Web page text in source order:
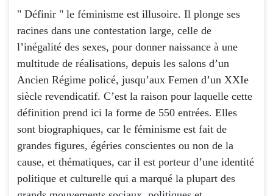
" Définir " le féminisme est illusoire. Il plonge ses
racines dans une contestation large, celle de
l’inégalité des sexes, pour donner naissance à une
multitude de réalisations, depuis les salons d’un
Ancien Régime policé, jusqu’aux Femen d’un XXIe
siècle revendicatif. C’est la raison pour laquelle cette
définition prend ici la forme de 550 entrées. Elles
sont biographiques, car le féminisme est fait de
grandes figures, égéries conscientes ou non de la
cause, et thématiques, car il est porteur d’une identité
politique et culturelle qui a marqué la plupart des